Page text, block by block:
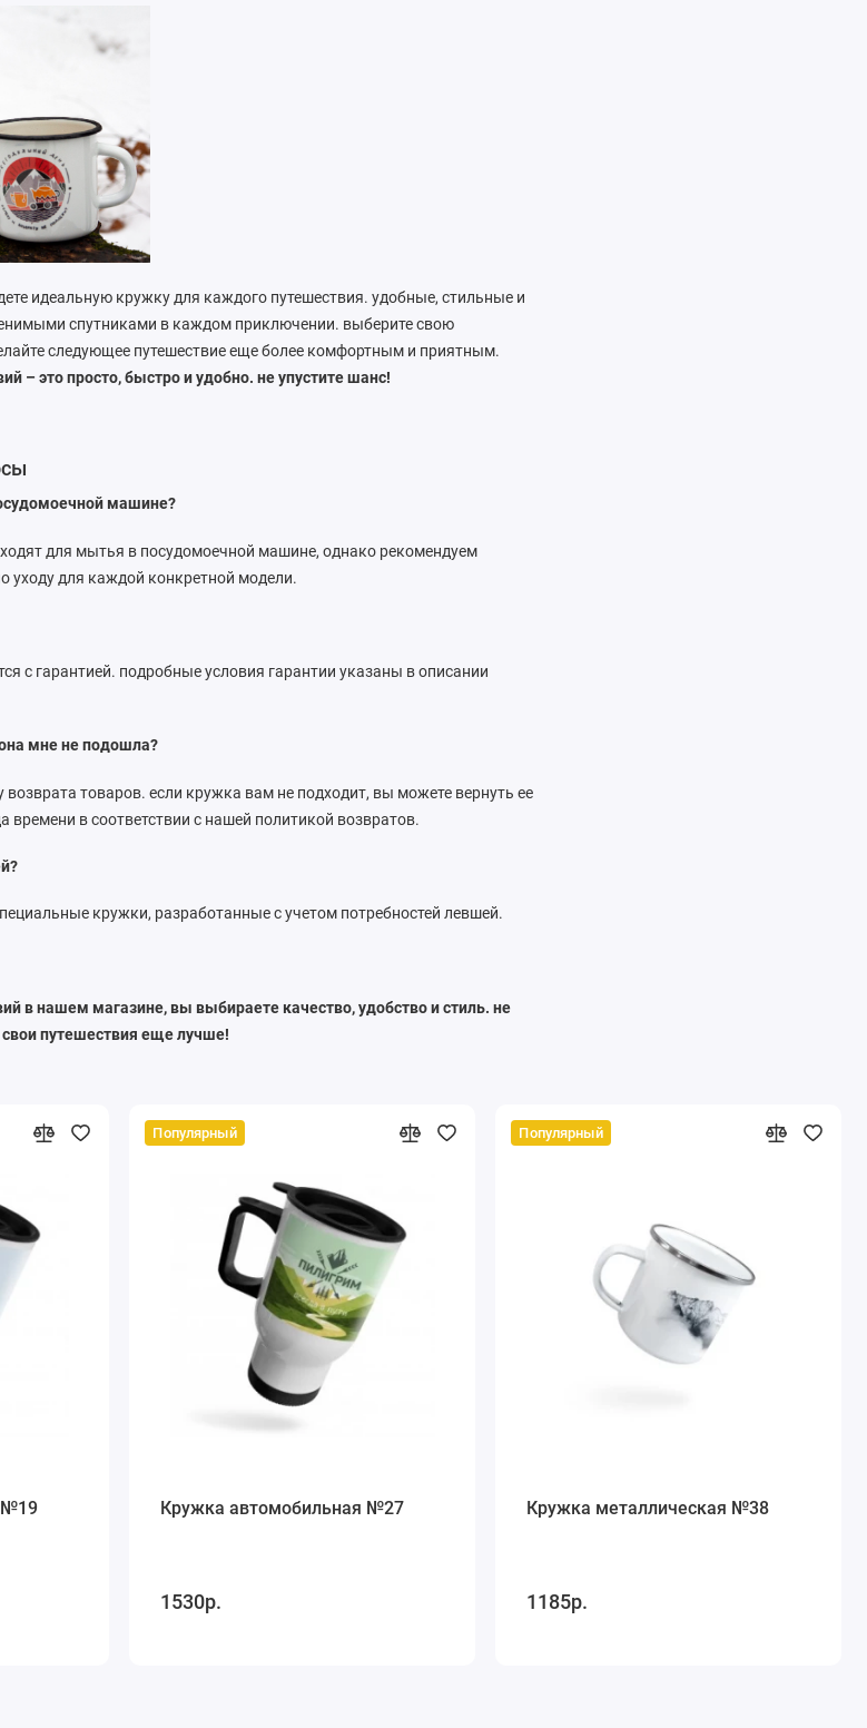
идеальную кружку для каждого путешествия. удобные, стильные и
спутниками в каждом приключении. выберите свою
следующее путешествие еще более комфортным и приятным.
– это просто, быстро и удобно. не упустите шанс!
машине?
для мытья в посудомоечной машине, однако рекомендуем
уходу для каждой конкретной модели.
с гарантией. подробные условия гарантии указаны в описании
мне не подошла?
товаров. если кружка вам не подходит, вы можете вернуть ее
времени в соответствии с нашей политикой возвратов.
кружки, разработанные с учетом потребностей левшей.
в нашем магазине, вы выбираете качество, удобство и стиль. не
путешествия еще лучше!
№19
Популярный
Кружка автомобильная №27
1530р.
Популярный
Кружка металлическая №38
1185р.